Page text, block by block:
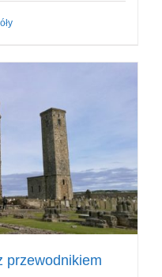
przewodnikiem